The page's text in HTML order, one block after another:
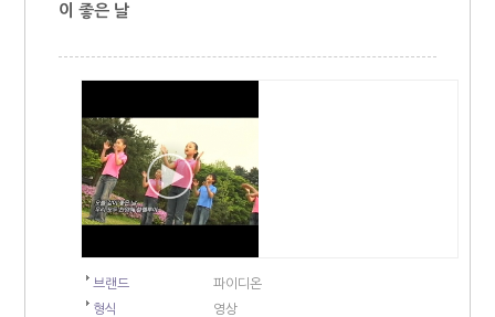
이 좋은 날
브랜드
파이디온
형식
영상